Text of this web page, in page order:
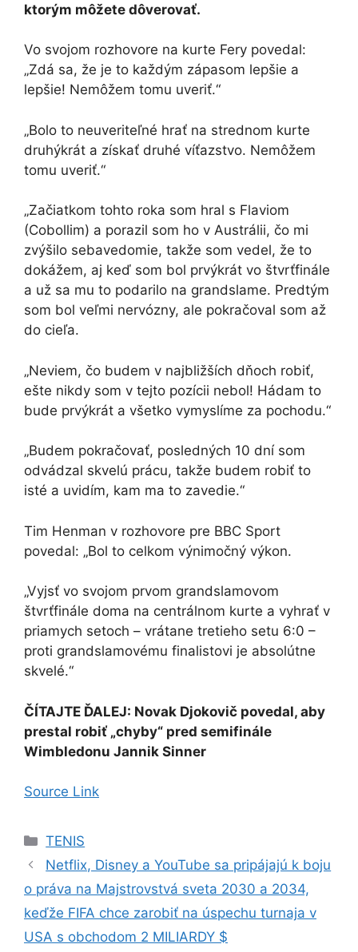
ktorým môžete dôverovať.
Vo svojom rozhovore na kurte Fery povedal:
„Zdá sa, že je to každým zápasom lepšie a
lepšie! Nemôžem tomu uveriť.“
„Bolo to neuveriteľné hrať na strednom kurte
druhýkrát a získať druhé víťazstvo. Nemôžem
tomu uveriť.“
„Začiatkom tohto roka som hral s Flaviom
(Cobollim) a porazil som ho v Austrálii, čo mi
zvýšilo sebavedomie, takže som vedel, že to
dokážem, aj keď som bol prvýkrát vo štvrťfinále
a už sa mu to podarilo na grandslame. Predtým
som bol veľmi nervózny, ale pokračoval som až
do cieľa.
„Neviem, čo budem v najbližších dňoch robiť,
ešte nikdy som v tejto pozícii nebol! Hádam to
bude prvýkrát a všetko vymyslíme za pochodu.“
„Budem pokračovať, posledných 10 dní som
odvádzal skvelú prácu, takže budem robiť to
isté a uvidím, kam ma to zavedie.“
Tim Henman v rozhovore pre BBC Sport
povedal: „Bol to celkom výnimočný výkon.
„Vyjsť vo svojom prvom grandslamovom
štvrťfinále doma na centrálnom kurte a vyhrať v
priamych setoch – vrátane tretieho setu 6:0 –
proti grandslamovému finalistovi je absolútne
skvelé.“
ČÍTAJTE ĎALEJ: Novak Djokovič povedal, aby
prestal robiť „chyby“ pred semifinále
Wimbledonu Jannik Sinner
Source Link
Kategórie
TENIS
Netflix, Disney a YouTube sa pripájajú k boju
o práva na Majstrovstvá sveta 2030 a 2034,
keďže FIFA chce zarobiť na úspechu turnaja v
USA s obchodom 2 MILIARDY $